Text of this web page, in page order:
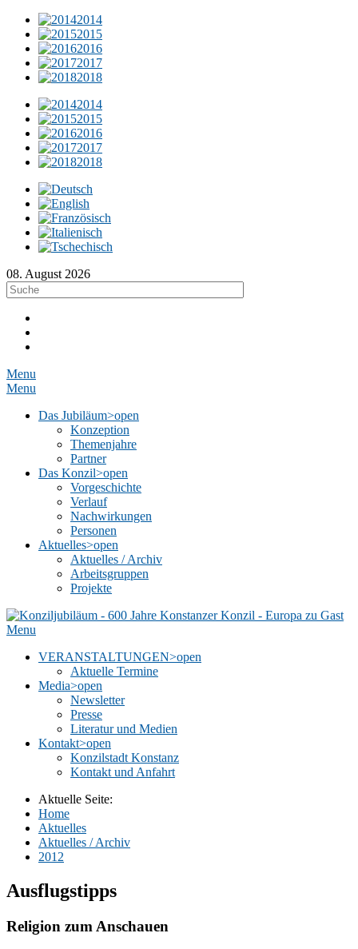
2014
2015
2016
2017
2018
2014
2015
2016
2017
2018
08. August 2026
Menu
Menu
Das Jubiläum>open
Konzeption
Themenjahre
Partner
Das Konzil>open
Vorgeschichte
Verlauf
Nachwirkungen
Personen
Aktuelles>open
Aktuelles / Archiv
Arbeitsgruppen
Projekte
Menu
VERANSTALTUNGEN>open
Aktuelle Termine
Media>open
Newsletter
Presse
Literatur und Medien
Kontakt>open
Konzilstadt Konstanz
Kontakt und Anfahrt
Aktuelle Seite:
Home
Aktuelles
Aktuelles / Archiv
2012
Ausflugstipps
Religion zum Anschauen